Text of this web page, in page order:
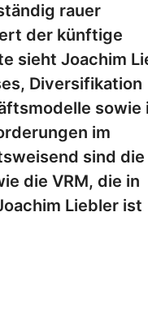
rauer
der künftige
sieht Joachim
Diversifikation
sowie
im
sind die
die VRM, die in
Liebler ist